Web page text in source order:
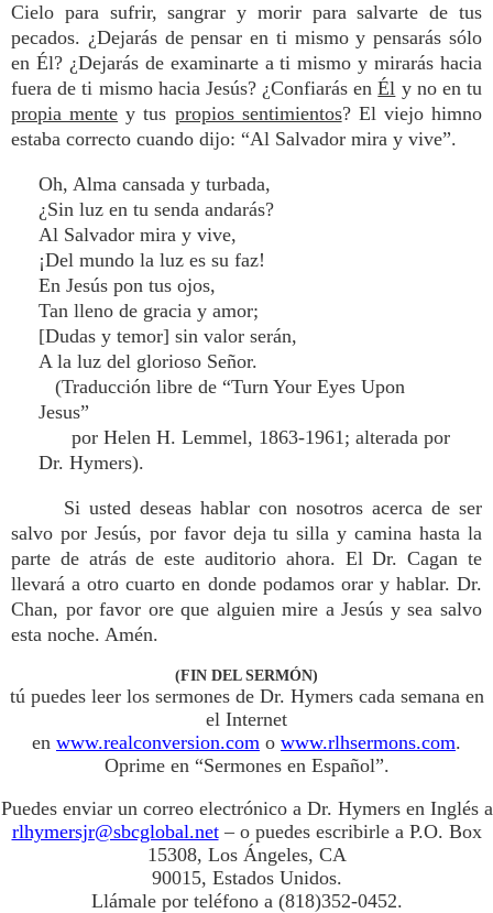
Cielo para sufrir, sangrar y morir para salvarte de tus
pecados. ¿Dejarás de pensar en ti mismo y pensarás sólo
en Él? ¿Dejarás de examinarte a ti mismo y mirarás hacia
fuera de ti mismo hacia Jesús? ¿Confiarás enÉl y no en tu
propia mente y tus propios sentimientos? El viejo himno
estaba correcto cuando dijo: “Al Salvador mira y vive”.
Oh, Alma cansada y turbada,
¿Sin luz en tu senda andarás?
Al Salvador mira y vive,
¡Del mundo la luz es su faz!
En Jesús pon tus ojos,
Tan lleno de gracia y amor;
[Dudas y temor] sin valor serán,
A la luz del glorioso Señor.
(Traducción libre de “Turn Your Eyes Upon
Jesus”
por Helen H. Lemmel, 1863-1961; alterada por
Dr. Hymers).
Si usted deseas hablar con nosotros acerca de ser
salvo por Jesús, por favor deja tu silla y camina hasta la
parte de atrás de este auditorio ahora. El Dr. Cagan te
llevará a otro cuarto en donde podamos orar y hablar. Dr.
Chan, por favor ore que alguien mire a Jesús y sea salvo
esta noche. Amén.
(FIN DEL SERMÓN)
tú puedes leer los sermones de Dr. Hymers cada semana en
el Internet
en www.realconversion.com o www.rlhsermons.com.
Oprime en “Sermones en Español”.
Puedes enviar un correo electrónico a Dr. Hymers en Inglés a
rlhymersjr@sbcglobal.net– o puedes escribirle a P.O. Box
15308, Los Ángeles, CA
90015, Estados Unidos.
Llámale por teléfono a (818)352-0452.